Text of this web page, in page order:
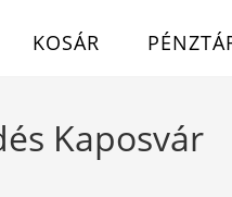
KOSÁR
Kaposvár